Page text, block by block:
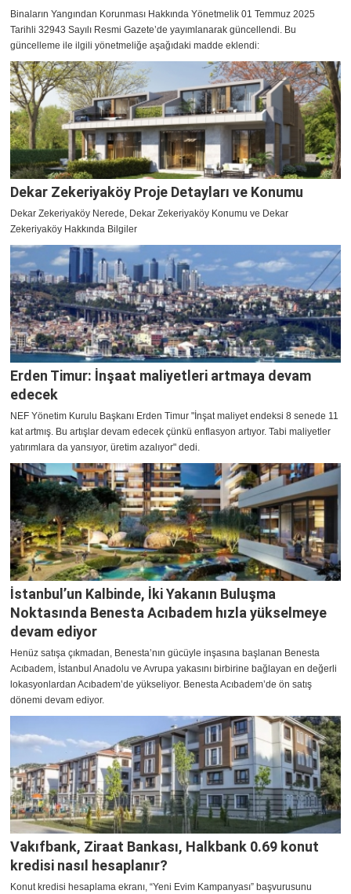
Binaların Yangından Korunması Hakkında Yönetmelik 01 Temmuz 2025
Tarihli 32943 Sayılı Resmi Gazete’de yayımlanarak güncellendi. Bu
güncelleme ile ilgili yönetmeliğe aşağıdaki madde eklendi:
Dekar Zekeriyaköy Proje Detayları ve Konumu
Dekar Zekeriyaköy Nerede, Dekar Zekeriyaköy Konumu ve Dekar
Zekeriyaköy Hakkında Bilgiler
Erden Timur: İnşaat maliyetleri artmaya devam
edecek
NEF Yönetim Kurulu Başkanı Erden Timur "İnşat maliyet endeksi 8 senede 11
kat artmış. Bu artışlar devam edecek çünkü enflasyon artıyor. Tabi maliyetler
yatırımlara da yansıyor, üretim azalıyor" dedi.
İstanbul’un Kalbinde, İki Yakanın Buluşma
Noktasında Benesta Acıbadem hızla yükselmeye
devam ediyor
Henüz satışa çıkmadan, Benesta’nın gücüyle inşasına başlanan Benesta
Acıbadem, İstanbul Anadolu ve Avrupa yakasını birbirine bağlayan en değerli
lokasyonlardan Acıbadem’de yükseliyor. Benesta Acıbadem’de ön satış
dönemi devam ediyor.
Vakıfbank, Ziraat Bankası, Halkbank 0.69 konut
kredisi nasıl hesaplanır?
Konut kredisi hesaplama ekranı, “Yeni Evim Kampanyası” başvurusunu